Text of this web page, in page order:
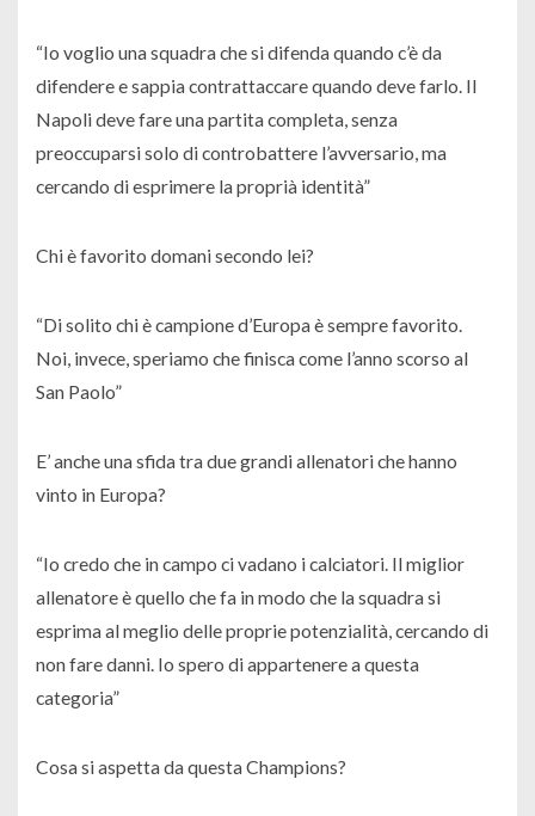
“Io voglio una squadra che si difenda quando c’è da
difendere e sappia contrattaccare quando deve farlo. Il
Napoli deve fare una partita completa, senza
preoccuparsi solo di controbattere l’avversario, ma
cercando di esprimere la proprià identità”
Chi è favorito domani secondo lei?
“Di solito chi è campione d’Europa è sempre favorito.
Noi, invece, speriamo che finisca come l’anno scorso al
San Paolo”
E’ anche una sfida tra due grandi allenatori che hanno
vinto in Europa?
“Io credo che in campo ci vadano i calciatori. Il miglior
allenatore è quello che fa in modo che la squadra si
esprima al meglio delle proprie potenzialità, cercando di
non fare danni. Io spero di appartenere a questa
categoria”
Cosa si aspetta da questa Champions?